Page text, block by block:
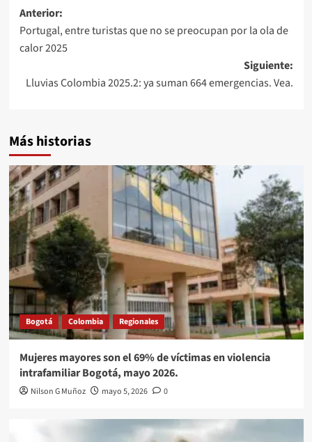
Navegación
de
entradas
Anterior:
Portugal, entre turistas que no se preocupan por la ola de
calor 2025
Siguiente:
Lluvias Colombia 2025.2: ya suman 664 emergencias. Vea.
Más historias
Bogotá Colombia Regionales
Mujeres mayores son el 69% de víctimas en violencia
intrafamiliar Bogotá, mayo 2026.
Nilson G Muñoz mayo 5, 2026 0